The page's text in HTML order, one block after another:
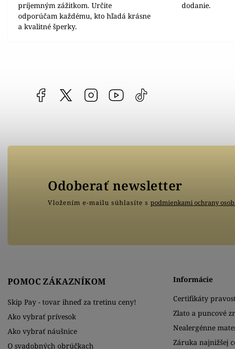
príjemným zážitkom. Určite
odporúčam každému, kto hľadá krásne
a kvalitné šperky.
dodanie.
Facebook vipgoldsk InstagramYouTube
POMOC ZÁKAZNÍKOM
Skip Pay - tovar ihneď za tretinu ceny!
Ako vybrať prívesok
Ako vybrať náušnice
O svadobných obrúčkach
Informácie
Certifikáty
Zlato a puncové
Nealergénne
Záruka najnižšej
Odoberať newsletter
Vložením e-mailu súhlasíte s podmienkami ochrany